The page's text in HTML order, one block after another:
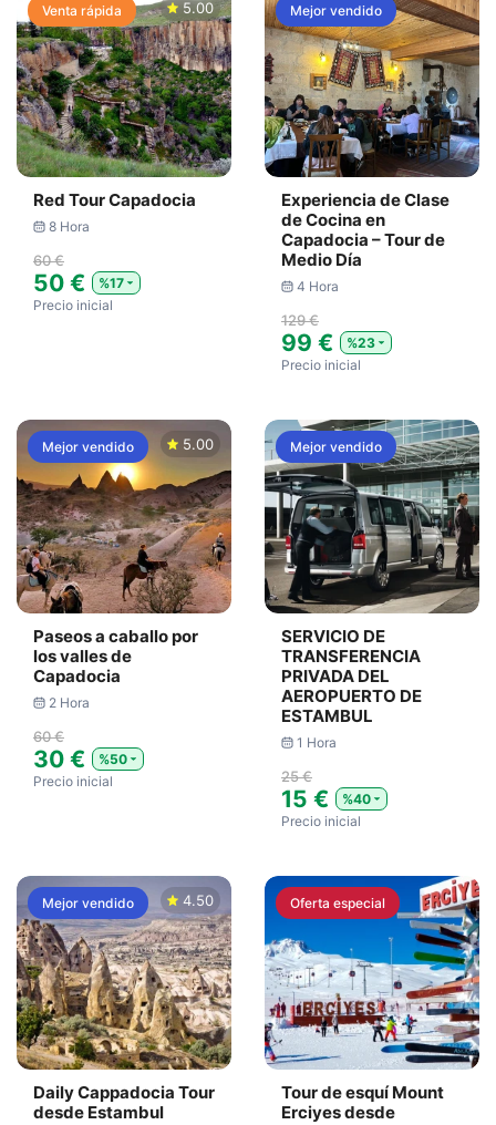
Venta rápida 5.00
Red Tour Capadocia
8 Hora
60 €
50 €
%17
Precio inicial
Mejor vendido
Experiencia de Clase
de Cocina en
Capadocia – Tour de
Medio Día
4 Hora
129 €
99 €
%23
Precio inicial
Mejor vendido 5.00
Paseos a caballo por
los valles de
Capadocia
2 Hora
60 €
30 €
%50
Precio inicial
Mejor vendido
SERVICIO DE
TRANSFERENCIA
PRIVADA DEL
AEROPUERTO DE
ESTAMBUL
1 Hora
25 €
15 €
%40
Precio inicial
Mejor vendido 4.50
Daily Cappadocia Tour
desde Estambul
Oferta especial
Tour de esquí Mount
Erciyes desde